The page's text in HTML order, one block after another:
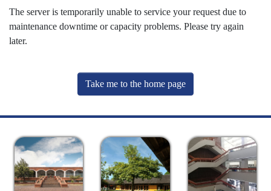
The server is temporarily unable to service your request due to
maintenance downtime or capacity problems. Please try again
later.
Take me to the home page